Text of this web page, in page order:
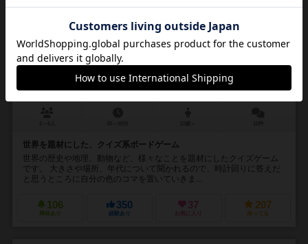
テラ〜わたしたちの地球
Terra
世界を題材にした、クイズ系ボードゲーム
世界の歴史や地理、動物など、様々なことを題材にしたクイズゲーム
です。 大きさや場所、年代について聞かれるので、時計回りに答えだ
と思うところに自分の色のコマを置いていきま...
106
興味あり
350
経験あり
37
お気に入り
207
持ってる